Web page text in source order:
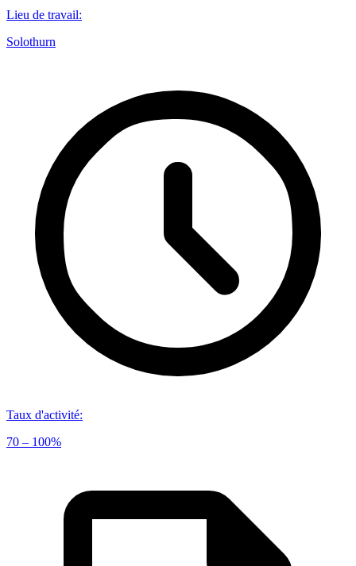
Lieu de travail:
Solothurn
Taux d'activité:
70 – 100%